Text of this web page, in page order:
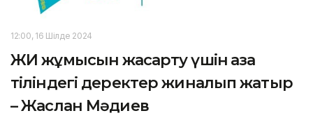
12:00, 16 Шілде 2024
ЖИ жұмысын жақсарту үшін қазақ
тіліндегі деректер жиналып жатыр
– Жаслан Мәдиев